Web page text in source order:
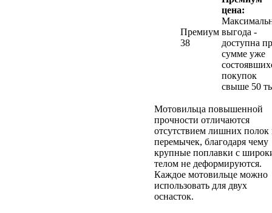
Премиум
38
цена:
выгода -
доступна
сумме уже
покупок
свыше 50
Мотовильца повышенной
прочности отличаются
отсутствием лишних полок
перемычек, благодаря чему
крупные поплавки с
телом не деформируются.
Каждое мотовильце можно
использовать для двух
оснасток.